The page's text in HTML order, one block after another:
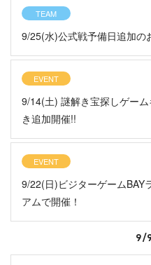
TEAM
9/25(水)公式戦予備日追加の
EVENT
9/14(土) 謎解き宝探しゲー
き追加開催!!
EVENT
9/22(日)ビジターゲームBAY
アムで開催！
9/